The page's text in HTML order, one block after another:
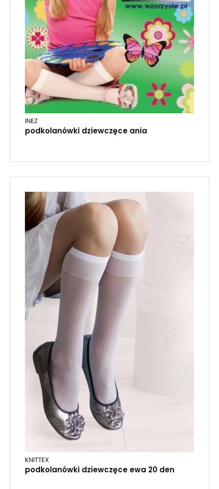
INEZ
podkolanówki dziewczęce ania
KNITTEX
podkolanówki dziewczęce ewa 20 den